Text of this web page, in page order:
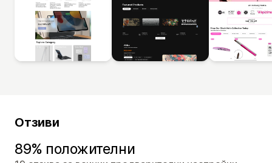
Отзиви
89% положителни